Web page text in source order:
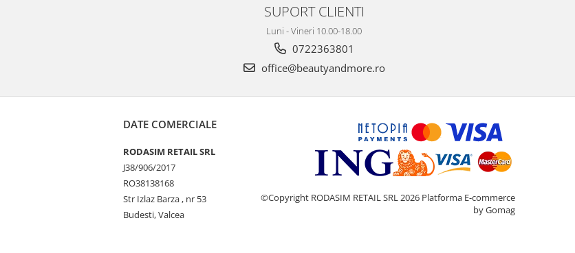
SUPORT CLIENTI
Luni - Vineri 10.00-18.00
0722363801
office@beautyandmore.ro
DATE COMERCIALE
RODASIM RETAIL SRL
J38/906/2017
RO38138168
Str Izlaz Barza , nr 53
Budesti, Valcea
©Copyright RODASIM RETAIL SRL 2026 Platforma E-commerce
by Gomag